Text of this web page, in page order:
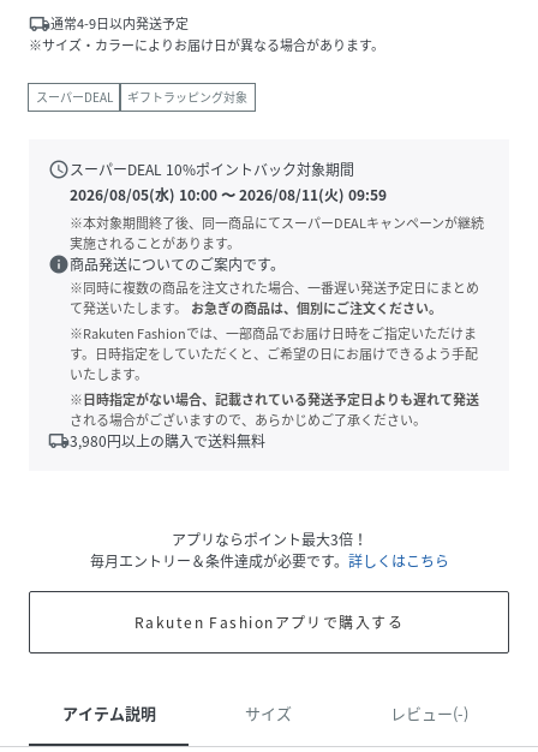
local_shipping通常4-9日以内発送予定
※サイズ・カラーによりお届け日が異なる場合があります。
スーパーDEAL ギフトラッピング対象
scheduleスーパーDEAL 10%ポイントバック対象期間
2026/08/05(水) 10:00〜2026/08/11(火) 09:59
※本対象期間終了後、同一商品にてスーパーDEALキャンペーンが継続
実施されることがあります。
info商品発送についてのご案内です。
※同時に複数の商品を注文された場合、一番遅い発送予定日にまとめ
て発送いたします。
お急ぎの商品は、個別にご注文ください。
※Rakuten Fashionでは、一部商品でお届け日時をご指定いただけま
す。日時指定をしていただくと、ご希望の日にお届けできるよう手配
いたします。
※日時指定がない場合、記載されている発送予定日よりも遅れて発送
される場合がございますので、あらかじめご了承ください。
local_shipping3,980円以上の購入で送料無料
アプリならポイント最大3倍！
毎月エントリー＆条件達成が必要です。 詳しくはこちら
Rakuten Fashionアプリで購入する
アイテム説明 サイズ レビュー(-)